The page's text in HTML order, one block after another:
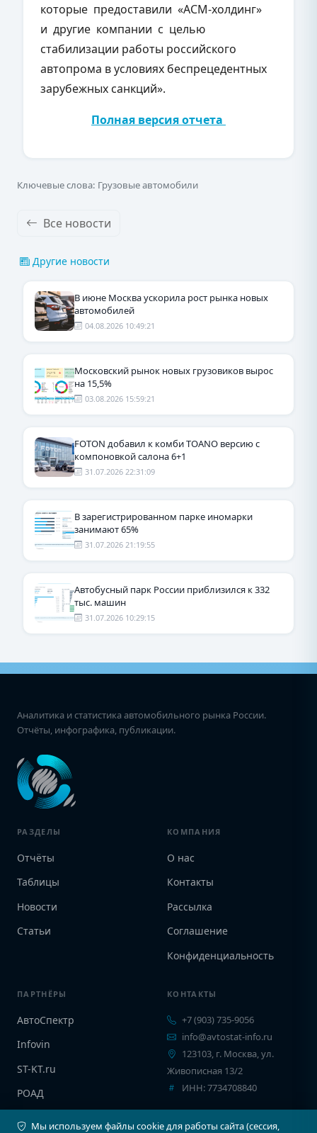
которые предоставили «АСМ-холдинг»
и другие компании с целью
стабилизации работы российского
автопрома в условиях беспрецедентных
зарубежных санкций».
Полная версия отчета
Ключевые слова: Грузовые автомобили
Все новости
Другие новости
В июне Москва ускорила рост рынка новых
автомобилей
04.08.2026 10:49:21
Московский рынок новых грузовиков вырос
на 15,5%
03.08.2026 15:59:21
FOTON добавил к комби TOANO версию с
компоновкой салона 6+1
31.07.2026 22:31:09
В зарегистрированном парке иномарки
занимают 65%
31.07.2026 21:19:55
Автобусный парк России приблизился к 332
тыс. машин
31.07.2026 10:29:15
Аналитика и статистика автомобильного рынка России.
Отчёты, инфографика, публикации.
РАЗДЕЛЫ
Отчёты
Таблицы
Новости
Статьи
КОМПАНИЯ
О нас
Контакты
Рассылка
Соглашение
Конфиденциальность
ПАРТНЁРЫ
АвтоСпектр
Infovin
ST-KT.ru
РОАД
КОНТАКТЫ
+7 (903) 735-9056
info@avtostat-info.ru
123103, г. Москва, ул.
Живописная 13/2
ИНН: 7734708840
Мы используем файлы cookie для работы сайта (сессия,